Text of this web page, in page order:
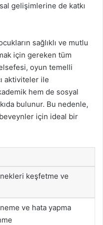
gelişimlerine de katkı
sağlıklı ve mutlu
için gereken tüm
oyun temelli
aktiviteler ile
hem de sosyal
bulunur. Bu nedenle,
için ideal bir
keşfetme ve
ve hata yapma